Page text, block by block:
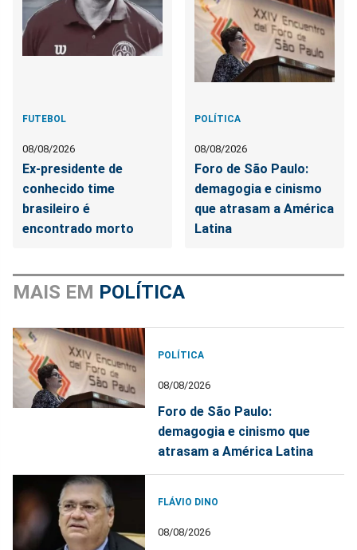
FUTEBOL
08/08/2026
Ex-presidente de
conhecido time
brasileiro é
encontrado morto
POLÍTICA
08/08/2026
Foro de São Paulo:
demagogia e cinismo
que atrasam a América
Latina
MAIS EM POLÍTICA
POLÍTICA
08/08/2026
Foro de São Paulo:
demagogia e cinismo que
atrasam a América Latina
FLÁVIO DINO
08/08/2026